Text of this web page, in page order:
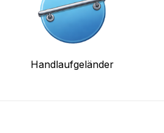
Handlaufgeländer